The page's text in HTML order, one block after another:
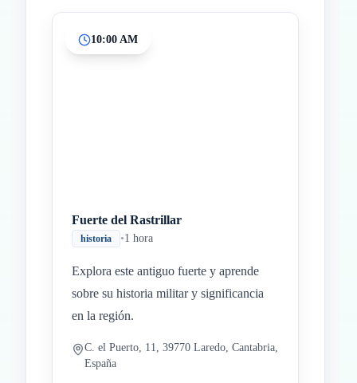
10:00 AM
Fuerte del Rastrillar
historia •1 hora
Explora este antiguo fuerte y aprende
sobre su historia militar y significancia
en la región.
C. el Puerto, 11, 39770 Laredo, Cantabria,
España